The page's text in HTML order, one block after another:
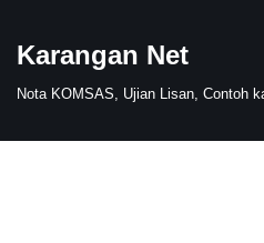
Skip
to
Karangan Net
Nota KOMSAS, Ujian Lisan, Contoh